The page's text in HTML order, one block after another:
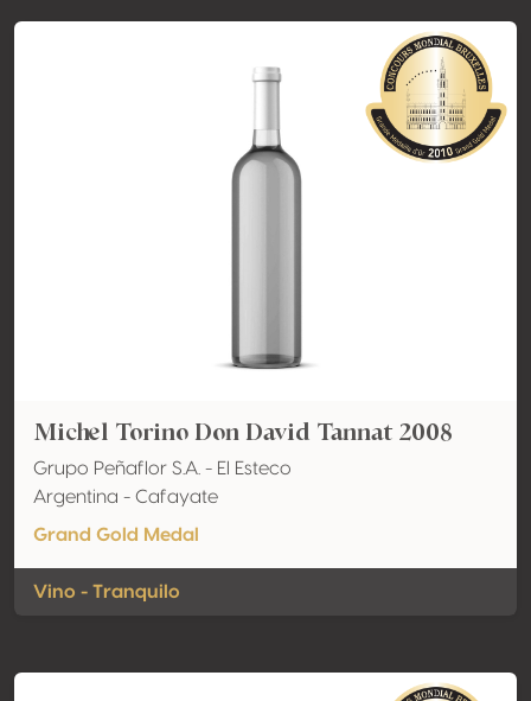
Michel Torino Don David Tannat 2008
Grupo Peñaflor S.A. - El Esteco
Argentina - Cafayate
Grand Gold Medal
Vino - Tranquilo